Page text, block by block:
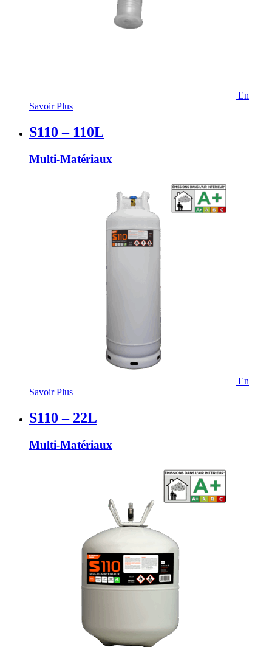
En
Savoir Plus
S110 – 110L
Multi-Matériaux
En
Savoir Plus
S110 – 22L
Multi-Matériaux